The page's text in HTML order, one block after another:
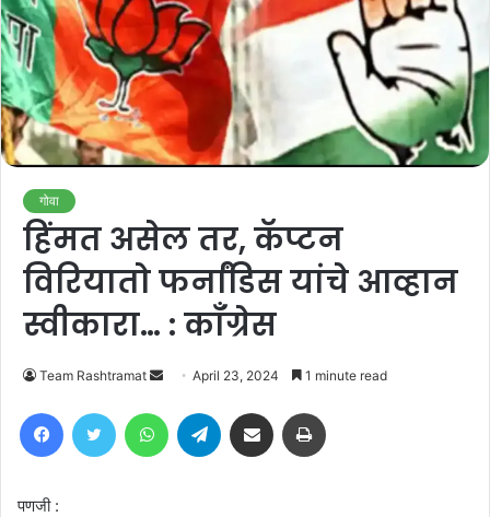
गोवा
हिंमत असेल तर, कॅप्टन
विरियातो फर्नांडिस यांचे आव्हान
स्वीकारा… : काँग्रेस
Team Rashtramat
Send
email
April 23, 2024 1 minute read
FacebookTwitter WhatsAppTelegram Share via Email
पणजी :